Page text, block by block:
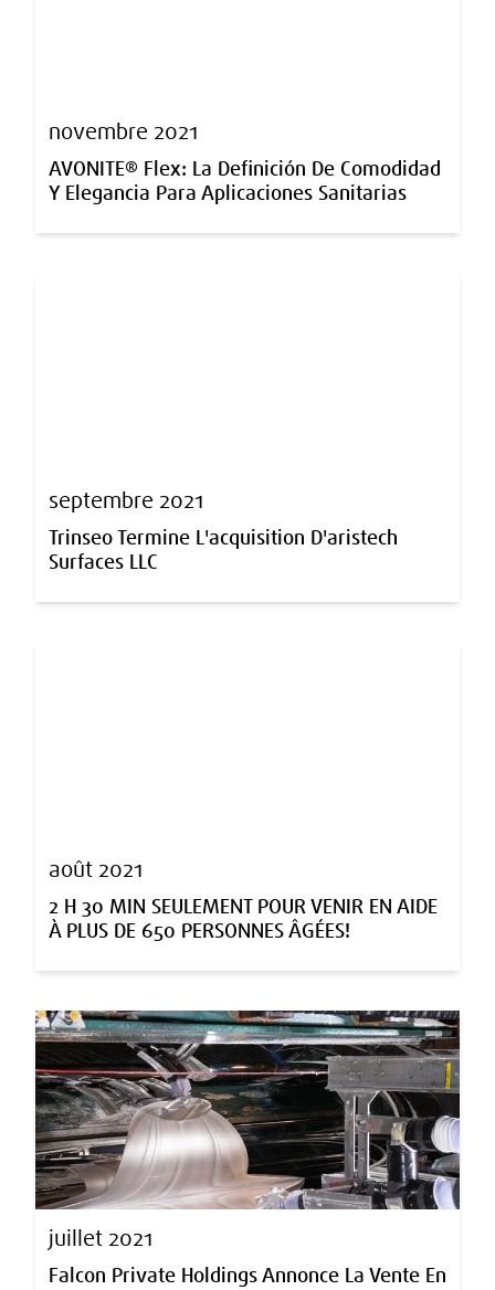
novembre 2021
AVONITE® Flex: La Definición De Comodidad
Y Elegancia Para Aplicaciones Sanitarias
septembre 2021
Trinseo Termine L'acquisition D'aristech
Surfaces LLC
août 2021
2 H 30 MIN SEULEMENT POUR VENIR EN AIDE
À PLUS DE 650 PERSONNES ÂGÉES!
juillet 2021
Falcon Private Holdings Annonce La Vente En